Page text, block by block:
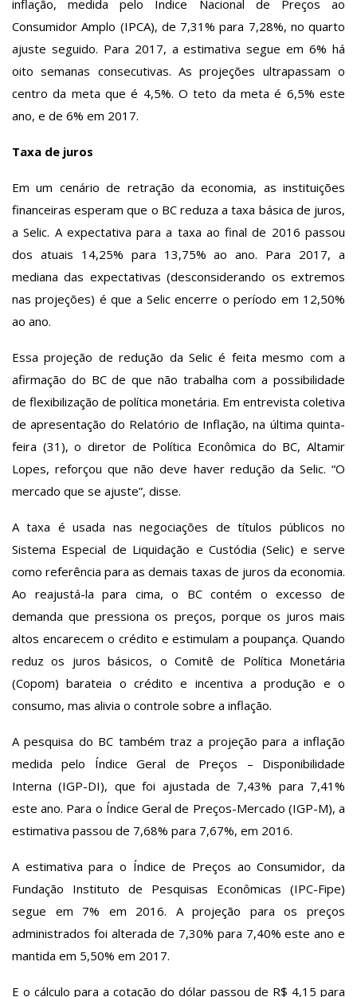
inflação, medida pelo Índice Nacional de Preços ao
Consumidor Amplo (IPCA), de 7,31% para 7,28%, no quarto
ajuste seguido. Para 2017, a estimativa segue em 6% há
oito semanas consecutivas. As projeções ultrapassam o
centro da meta que é 4,5%. O teto da meta é 6,5% este
ano, e de 6% em 2017.
Taxa de juros
Em um cenário de retração da economia, as instituições
financeiras esperam que o BC reduza a taxa básica de juros,
a Selic. A expectativa para a taxa ao final de 2016 passou
dos atuais 14,25% para 13,75% ao ano. Para 2017, a
mediana das expectativas (desconsiderando os extremos
nas projeções) é que a Selic encerre o período em 12,50%
ao ano.
Essa projeção de redução da Selic é feita mesmo com a
afirmação do BC de que não trabalha com a possibilidade
de flexibilização de política monetária. Em entrevista coletiva
de apresentação do Relatório de Inflação, na última quinta-
feira (31), o diretor de Política Econômica do BC, Altamir
Lopes, reforçou que não deve haver redução da Selic. “O
mercado que se ajuste”, disse.
A taxa é usada nas negociações de títulos públicos no
Sistema Especial de Liquidação e Custódia (Selic) e serve
como referência para as demais taxas de juros da economia.
Ao reajustá-la para cima, o BC contém o excesso de
demanda que pressiona os preços, porque os juros mais
altos encarecem o crédito e estimulam a poupança. Quando
reduz os juros básicos, o Comitê de Política Monetária
(Copom) barateia o crédito e incentiva a produção e o
consumo, mas alivia o controle sobre a inflação.
A pesquisa do BC também traz a projeção para a inflação
medida pelo Índice Geral de Preços – Disponibilidade
Interna (IGP-DI), que foi ajustada de 7,43% para 7,41%
este ano. Para o Índice Geral de Preços-Mercado (IGP-M), a
estimativa passou de 7,68% para 7,67%, em 2016.
A estimativa para o Índice de Preços ao Consumidor, da
Fundação Instituto de Pesquisas Econômicas (IPC-Fipe)
segue em 7% em 2016. A projeção para os preços
administrados foi alterada de 7,30% para 7,40% este ano e
mantida em 5,50% em 2017.
E o cálculo para a cotação do dólar passou de R$ 4,15 para